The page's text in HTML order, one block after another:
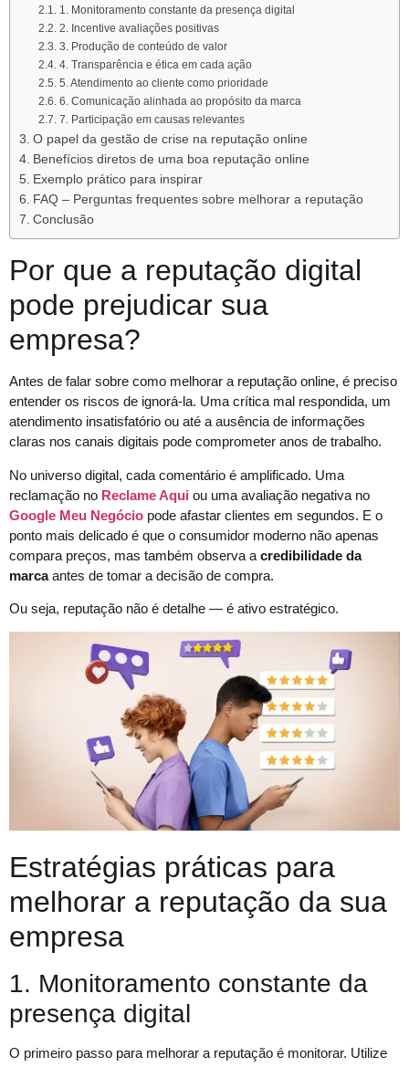
1. Monitoramento constante da presença digital
2. Incentive avaliações positivas
3. Produção de conteúdo de valor
4. Transparência e ética em cada ação
5. Atendimento ao cliente como prioridade
6. Comunicação alinhada ao propósito da marca
7. Participação em causas relevantes
O papel da gestão de crise na reputação online
Benefícios diretos de uma boa reputação online
Exemplo prático para inspirar
FAQ – Perguntas frequentes sobre melhorar a reputação
Conclusão
Por que a reputação digital
pode prejudicar sua
empresa?
Antes de falar sobre como melhorar a reputação online, é preciso
entender os riscos de ignorá-la. Uma crítica mal respondida, um
atendimento insatisfatório ou até a ausência de informações
claras nos canais digitais pode comprometer anos de trabalho.
No universo digital, cada comentário é amplificado. Uma
reclamação no Reclame Aqui ou uma avaliação negativa no
Google Meu Negócio pode afastar clientes em segundos. E o
ponto mais delicado é que o consumidor moderno não apenas
compara preços, mas também observa a credibilidade da
marcaantes de tomar a decisão de compra.
Ou seja, reputação não é detalhe — é ativo estratégico.
Estratégias práticas para
melhorar a reputação da sua
empresa
1. Monitoramento constante da
presença digital
O primeiro passo para melhorar a reputação é monitorar. Utilize